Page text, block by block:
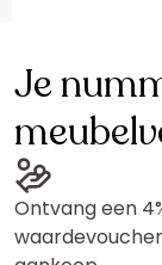
Je
Ontvang een